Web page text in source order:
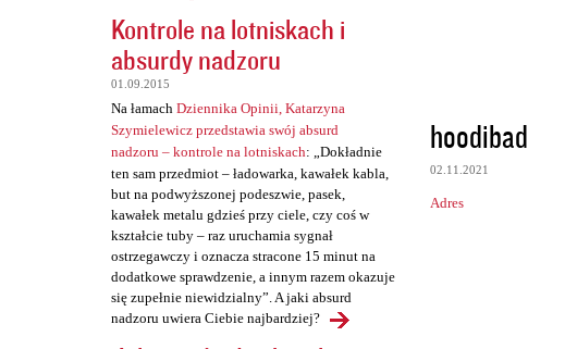
Kontrole na lotniskach i
absurdy nadzoru
01.09.2015
Na łamach Dziennika Opinii, Katarzyna
Szymielewicz przedstawia swój absurd
nadzoru – kontrole na lotniskach: „Dokładnie
ten sam przedmiot – ładowarka, kawałek kabla,
but na podwyższonej podeszwie, pasek,
kawałek metalu gdzieś przy ciele, czy coś w
kształcie tuby – raz uruchamia sygnał
ostrzegawczy i oznacza stracone 15 minut na
dodatkowe sprawdzenie, a innym razem okazuje
się zupełnie niewidzialny”. A jaki absurd
nadzoru uwiera Ciebie najbardziej?
hoodibad
02.11.2021
Adres